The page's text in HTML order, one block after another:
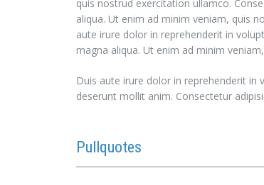
quis nostrud exercitation ullamco.
aliqua. Ut enim ad minim veniam, quis
aute irure dolor in reprehenderit in
magna aliqua. Ut enim ad minim
Duis aute irure dolor in reprehenderit
deserunt mollit anim. Consectetur
Pullquotes